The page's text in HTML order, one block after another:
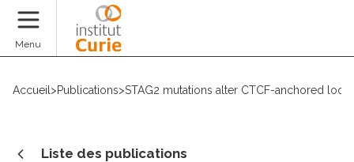
Menu
Accueil >Publications>STAG2 mutations alter CTCF-anchored
Liste des publications